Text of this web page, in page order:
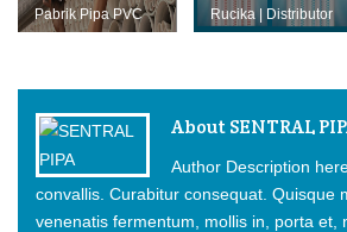
Pabrik Pipa PVC
Rucika | Distributor
Pipa PVC
About SENTRAL
Author Description
convallis. Curabitur consequat. Quisque
venenatis fermentum, mollis in, porta et,